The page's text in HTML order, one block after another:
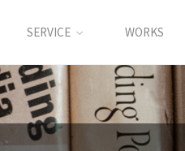
SERVICE WORKS